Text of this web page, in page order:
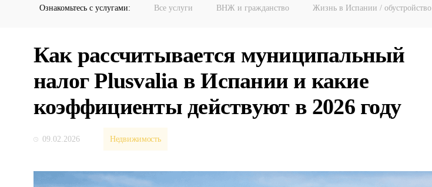
Ознакомьтесь с услугами: Все услуги ВНЖ и гражданство Жизнь в Испании / обустройство
Как рассчитывается муниципальный
налог Plusvalia в Испании и какие
коэффициенты действуют в 2026 году
09.02.2026 Недвижимость